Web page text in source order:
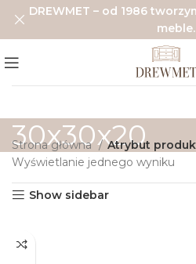
30x30x20
Strona główna Atrybut
Wyświetlanie jednego wyniku
Show sidebar
DREWMET – od 1986
meble.